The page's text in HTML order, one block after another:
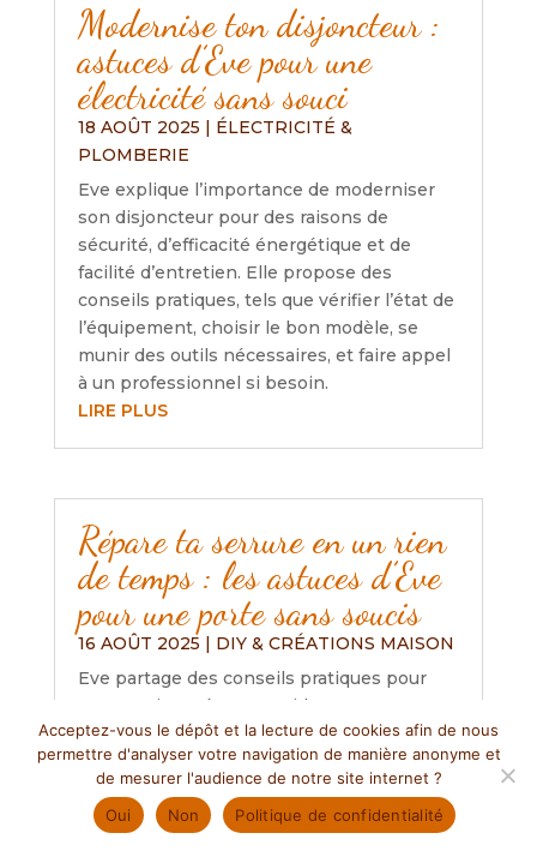
Modernise ton disjoncteur :
astuces d’Eve pour une
électricité sans souci
18 AOÛT 2025 | ÉLECTRICITÉ &
PLOMBERIE
Eve explique l’importance de moderniser
son disjoncteur pour des raisons de
sécurité, d’efficacité énergétique et de
facilité d’entretien. Elle propose des
conseils pratiques, tels que vérifier l’état de
l’équipement, choisir le bon modèle, se
munir des outils nécessaires, et faire appel
à un professionnel si besoin.
LIRE PLUS
Répare ta serrure en un rien
de temps : les astuces d’Eve
pour une porte sans soucis
16 AOÛT 2025 | DIY & CRÉATIONS MAISON
Eve partage des conseils pratiques pour
entretenir et réparer rapidement une
serrure, soulignant l’importance de la
lubrification, l’ajustement des portes et le
nettoyage régulier. Elle encourage aussi à
consulter des ressources en ligne pour
Acceptez-vous le dépôt et la lecture de cookies afin de nous
permettre d'analyser votre navigation de manière anonyme et
de mesurer l'audience de notre site internet ?
Oui
Non Politique de confidentialité